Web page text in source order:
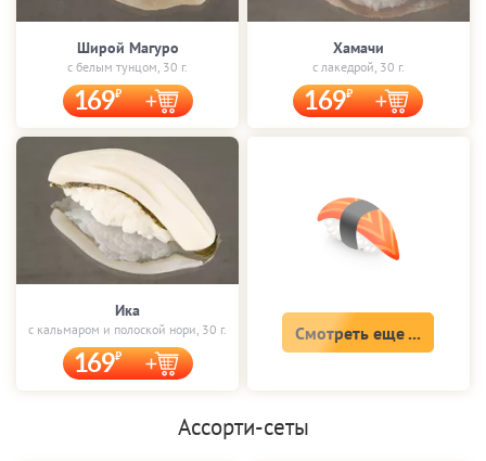
Широй Магуро
с белым тунцом, 30 г.
169
Хамачи
с лакедрой, 30 г.
169
Ика
с кальмаром и полоской нори, 30 г.
169
Смотреть еще ...
Ассорти-сеты